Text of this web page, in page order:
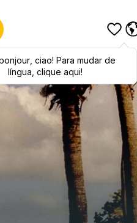
,bonjour,ciao! To switch
languages, click here!
, ciao! Para mudar de
língua, clique aqui!